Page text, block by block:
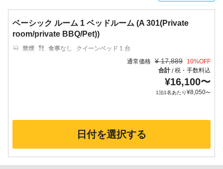
ベーシック ルーム 1 ベッドルーム (A 301(Private
room/private BBQ/Pet))
禁煙 食事なし
クイーンベッド 1 台
通常価格 ¥ 17,889 10%OFF
合計/税・手数料込
¥16,100〜
1泊1名あたり¥8,050〜
日付を選択する